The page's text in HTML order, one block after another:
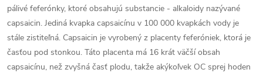
pálivé feferónky, ktoré obsahujú substancie - alkaloidy nazývané
capsaicin. Jediná kvapka capsaicínu v 100 000 kvapkách vody je
stále zistiteľná. Capsaicin je vyrobený z placenty feferóniek, ktorá je
časťou pod stonkou. Táto placenta má 16 krát väčší obsah
capsaicínu, než zvyšná časť plodu, takže akýkoľvek OC sprej hoden